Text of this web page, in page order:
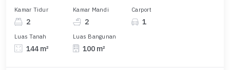
Kamar Tidur
2
Kamar Mandi
2
Carport
1
Luas Tanah
144 m²
Luas Bangunan
100 m²